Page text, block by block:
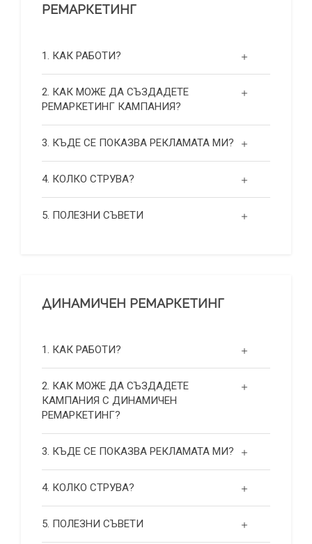
РЕМАРКЕТИНГ
1. КАК РАБОТИ?
2. КАК МОЖЕ ДА СЪЗДАДЕТЕ
РЕМАРКЕТИНГ КАМПАНИЯ?
3. КЪДЕ СЕ ПОКАЗВА РЕКЛАМАТА МИ?
4. КОЛКО СТРУВА?
5. ПОЛЕЗНИ СЪВЕТИ
ДИНАМИЧЕН РЕМАРКЕТИНГ
1. КАК РАБОТИ?
2. КАК МОЖЕ ДА СЪЗДАДЕТЕ
КАМПАНИЯ С ДИНАМИЧЕН
РЕМАРКЕТИНГ?
3. КЪДЕ СЕ ПОКАЗВА РЕКЛАМАТА МИ?
4. КОЛКО СТРУВА?
5. ПОЛЕЗНИ СЪВЕТИ